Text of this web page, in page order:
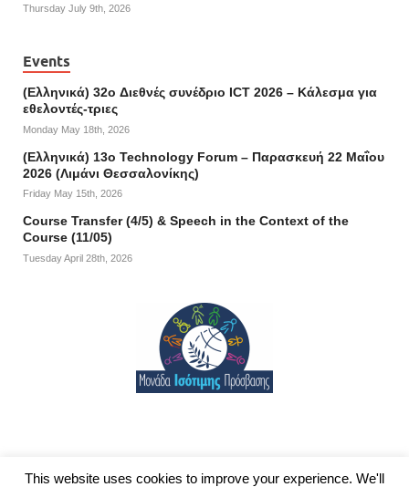
Thursday July 9th, 2026
Events
(Ελληνικά) 32o Διεθνές συνέδριο ICT 2026 – Κάλεσμα για
εθελοντές-τριες
Monday May 18th, 2026
(Ελληνικά) 13ο Technology Forum – Παρασκευή 22 Μαΐου
2026 (Λιμάνι Θεσσαλονίκης)
Friday May 15th, 2026
Course Transfer (4/5) & Speech in the Context of the
Course (11/05)
Tuesday April 28th, 2026
This website uses cookies to improve your experience. We'll